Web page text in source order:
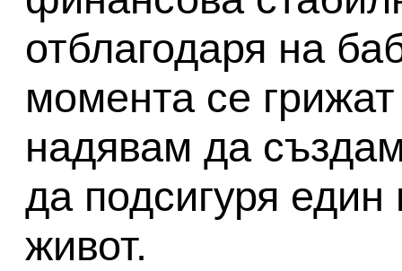
отблагодаря на
момента се
надявам да
да подсигуря
живот.